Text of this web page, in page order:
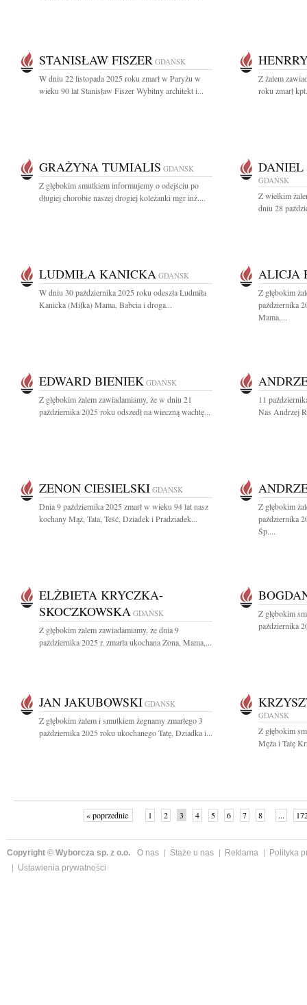
STANISŁAW FISZER GDAŃSK
W dniu 22 listopada 2025 roku zmarł w Paryżu w
wieku 90 lat Stanisław Fiszer Wybitny architekt i...
Z żalem
roku zmarł
GRAŻYNA TUMIALIS GDAŃSK
Z głębokim smutkiem informujemy o odejściu po
długiej chorobie naszej drogiej koleżanki mgr inż....
DANIEL
GDAŃSK
Z wielkim
dniu 28
LUDMIŁA KANICKA GDAŃSK
W dniu 30 października 2025 roku odeszła Ludmiła
Kanicka (Miłka) Mama, Babcia i droga...
ALICJA
Z głębokim
października
Mama,...
EDWARD BIENIEK GDAŃSK
Z głębokim żalem zawiadamiamy, że w dniu 21
października 2025 roku odszedł na wieczną wachtę...
11
Nas Andrzej
ZENON CIESIELSKI GDAŃSK
Dnia 9 października 2025 zmarł w wieku 94 lat nasz
kochany Mąż, Tata, Teść, Dziadek i Pradziadek...
Z głębokim
października
Śp....
ELŻBIETA KRYCZKA-
SKOCZKOWSKA GDAŃSK
Z głębokim żalem zawiadamiamy, że dnia 9
października 2025 r. zmarła ukochana Żona, Mama,...
Z głębokim
października
JAN JAKUBOWSKI GDAŃSK
Z głębokim żalem i smutkiem żegnamy zmarłego 3
października 2025 roku ukochanego Tatę, Dziadka i...
GDAŃSK
Z głębokim
Męża i Tatę
« poprzednie 1 2 3 4 5 6 7 8 ...
Copyright © Wyborcza sp. z o.o. O nas Staże u nas Reklama
Polityka
Ustawienia prywatności